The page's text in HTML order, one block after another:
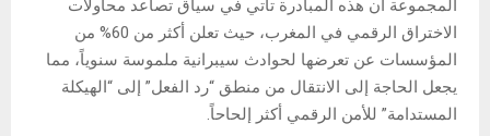
المجموعة أن هذه المبادرة تأتي في سياق تصاعد محاولات
الاختراق الرقمي في المغرب، حيث تعلن أكثر من 60% من
المؤسسات عن تعرضها لحوادث سيبرانية ملموسة سنوياً، مما
يجعل الحاجة إلى الانتقال من منطق “رد الفعل” إلى “الهيكلة
المستدامة” للأمن الرقمي أكثر إلحاحاً.